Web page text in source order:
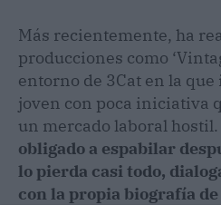
Más recientemente, ha
producciones como
entorno de 3Cat en la
joven con poca iniciativa
un mercado laboral hostil.
obligado a espabilar
lo pierda casi todo,
con la propia biografía